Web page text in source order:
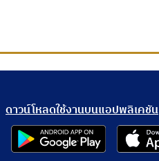
ดาวน์โหลดใช้งานบนแอปพลิเคชัน